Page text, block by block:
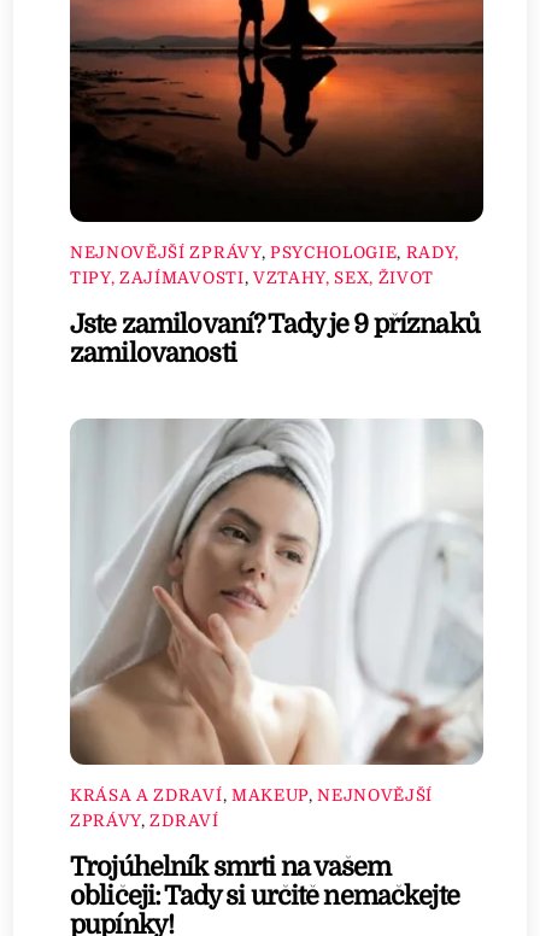
NEJNOVĚJŠÍ ZPRÁVY, PSYCHOLOGIE, RADY,
TIPY, ZAJÍMAVOSTI, VZTAHY, SEX, ŽIVOT
Jste zamilovaní? Tady je 9 příznaků
zamilovanosti
KRÁSA A ZDRAVÍ, MAKEUP,NEJNOVĚJŠÍ
ZPRÁVY,ZDRAVÍ
Trojúhelník smrti na vašem
obličeji: Tady si určitě nemačkejte
pupínky!